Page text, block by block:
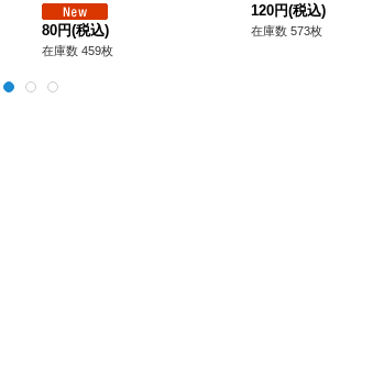
80円(税込)
在庫数 459枚
120円(税込)
在庫数 573枚